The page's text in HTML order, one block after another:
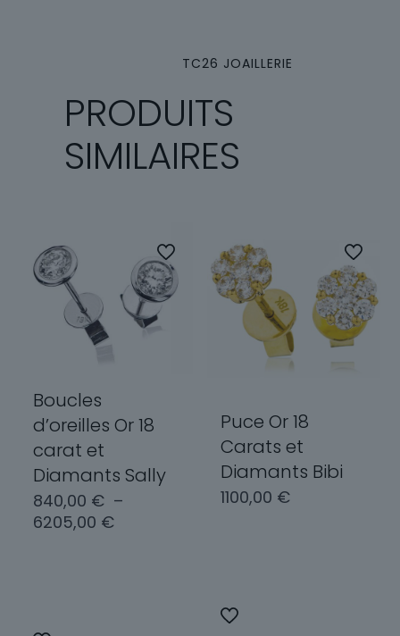
TC26 JOAILLERIE
PRODUITS
SIMILAIRES
Boucles
d’oreilles Or 18
carat et
Diamants Sally
840,00 € –
6205,00 €Plage
Puce Or 18
Carats et
Diamants Bibi
1100,00 €
Ce